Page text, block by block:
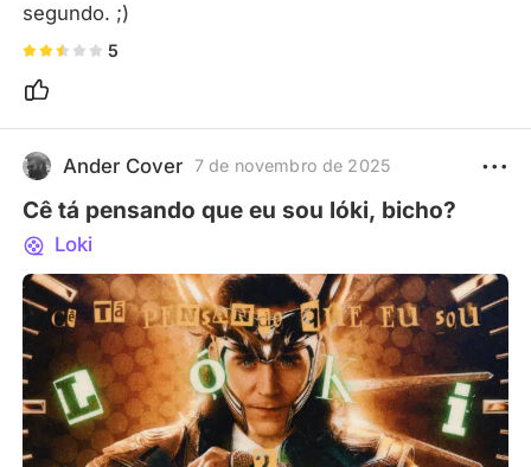
segundo. ;)
5
Ander Cover 7 de novembro de 2025
Cê tá pensando que eu sou lóki, bicho?
Loki